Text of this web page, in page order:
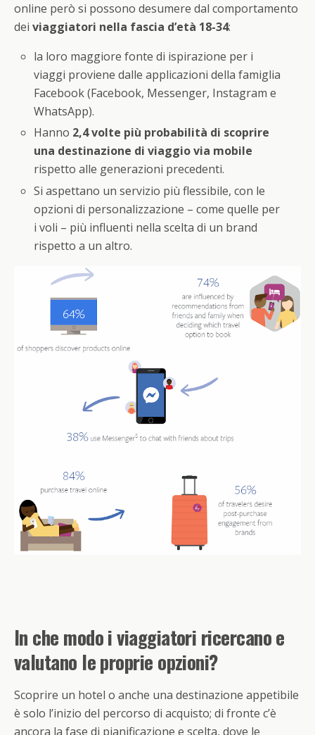
online però si possono desumere dal comportamento
dei viaggiatori nella fascia d’età 18-34:
la loro maggiore fonte di ispirazione per i
viaggi proviene dalle applicazioni della famiglia
Facebook (Facebook, Messenger, Instagram e
WhatsApp).
Hanno 2,4 volte più probabilità di scoprire
una destinazione di viaggio via mobile
rispetto alle generazioni precedenti.
Si aspettano un servizio più flessibile, con le
opzioni di personalizzazione – come quelle per
i voli – più influenti nella scelta di un brand
rispetto a un altro.
In che modo i viaggiatori ricercano e
valutano le proprie opzioni?
Scoprire un hotel o anche una destinazione appetibile
è solo l’inizio del percorso di acquisto; di fronte c’è
ancora la fase di pianificazione e scelta, dove le